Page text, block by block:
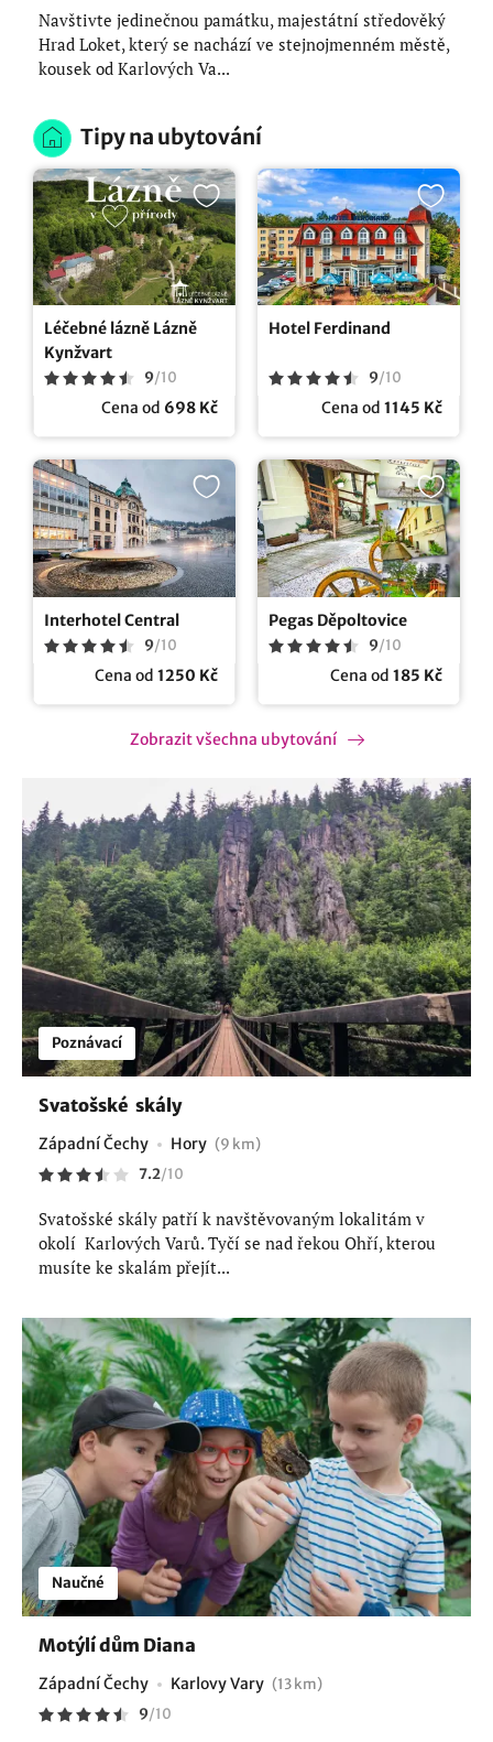
Navštivte jedinečnou památku, majestátní středověký
Hrad Loket, který se nachází ve stejnojmenném městě,
kousek od Karlových Va...
Tipy na ubytování
Léčebné lázně Lázně
Kynžvart
9/10
Cena od 698 Kč
Hotel Ferdinand
9/10
Cena od 1145 Kč
Interhotel Central
9/10
Cena od 1250 Kč
Pegas Děpoltovice
9/10
Cena od 185 Kč
Zobrazit všechna ubytování
Poznávací
Svatošské skály
Západní Čechy Hory (9 km)
7.2/10
Svatošské skály patří k navštěvovaným lokalitám v
okolí Karlových Varů. Tyčí se nad řekou Ohří, kterou
musíte ke skalám přejít...
Naučné
Motýlí dům Diana
Západní Čechy Karlovy Vary (13 km)
9/10